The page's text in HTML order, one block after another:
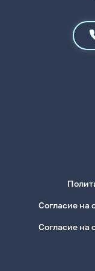
Согласие на
Согласие на